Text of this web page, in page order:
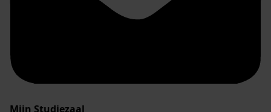
Mijn Studiezaal